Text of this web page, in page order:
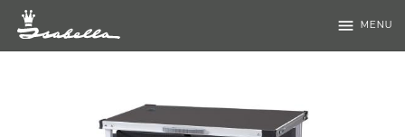
menu MENU